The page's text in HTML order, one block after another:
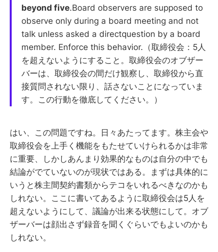
beyond five.Board observers are supposed to
observe only during a board meeting and not
talk unless asked a directquestion by a board
member. Enforce this behavior.（取締役会：5人
を超えないようにすること。取締役会のオブザー
バーは、取締役会の間だけ観察し、取締役から直
接質問されない限り、話さないことになっていま
す。この行動を徹底してください。）
はい、この問題ですね。日々あたってます。株主会や
取締役会を上手く機能をもたせていけられるかは非常
に重要、しかしあんまり効果的なものは自分の中でも
結論がでていないのが現状ではある。まずは具体的に
いうと株主間契約書類からテコをいれるべきなのかも
しれない。ここに書いてあるように取締役会は5人を
超えないようにして、議論が出来る状態にして。オブ
ザーバーは顔出さず録音を聞くぐらいでもよいのかも
しれない。